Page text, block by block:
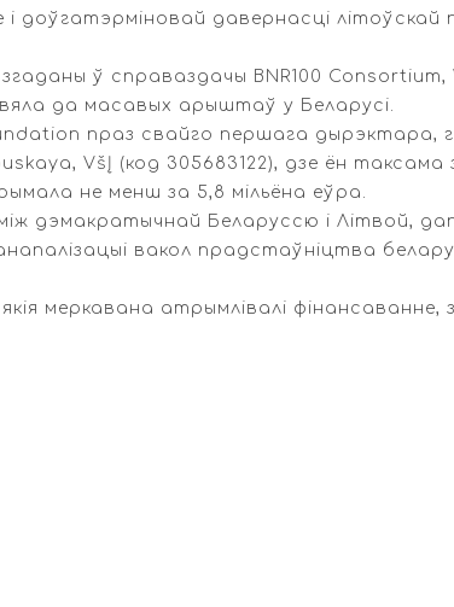
доўгатэрміновай давернасці літоўскай
ў справаздачы BNR100 Consortium,
да масавых арыштаў у Беларусі.
праз свайго першага дырэктара,
VšĮ (код 305683122), дзе ён
не менш за 5,8 мільёна еўра.
дэмакратычнай Беларуссю і Літвой,
вакол прадстаўніцтва
меркавана атрымлівалі фінансаванне,